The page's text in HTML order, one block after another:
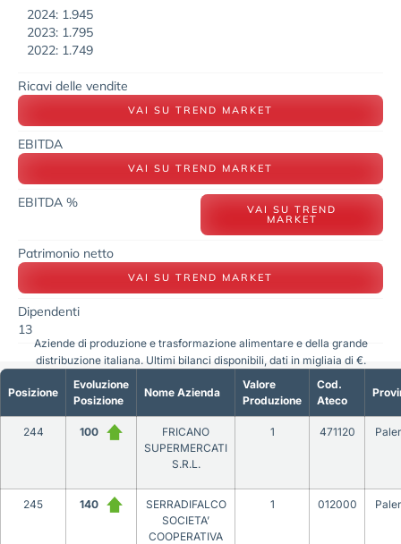
2024: 1.945
2023: 1.795
2022: 1.749
Ricavi delle vendite
VAI SU TREND MARKET
EBITDA
VAI SU TREND MARKET
EBITDA % VAI SU TREND
MARKET
Patrimonio netto
VAI SU TREND MARKET
Dipendenti
13
Posizione
Evoluzione
Posizione
Nome Azienda
Valore
Produzione
Cod.
Ateco
244 100
FRICANO
SUPERMERCATI
S.R.L.
1 471120
245 140
SERRADIFALCO
SOCIETA’
COOPERATIVA
1 012000
Aziende di produzione e trasformazione alimentare e della grande
distribuzione italiana. Ultimi bilanci disponibili, dati in migliaia di €.